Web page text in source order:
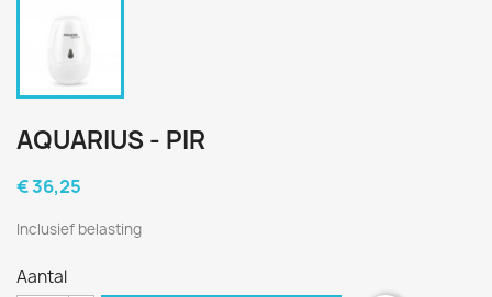
AQUARIUS - PIR
€ 36,25
Inclusief belasting
Aantal